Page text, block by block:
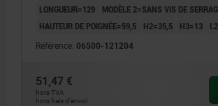
LONGUEUR=129
MODÈLE 2=SANS VIS DE
HAUTEUR DE POIGNÉE=59,5
H2=35,5 H3=13
Référence: 06500-121204
51,47 €
hors TVA
hors frais d’envoi